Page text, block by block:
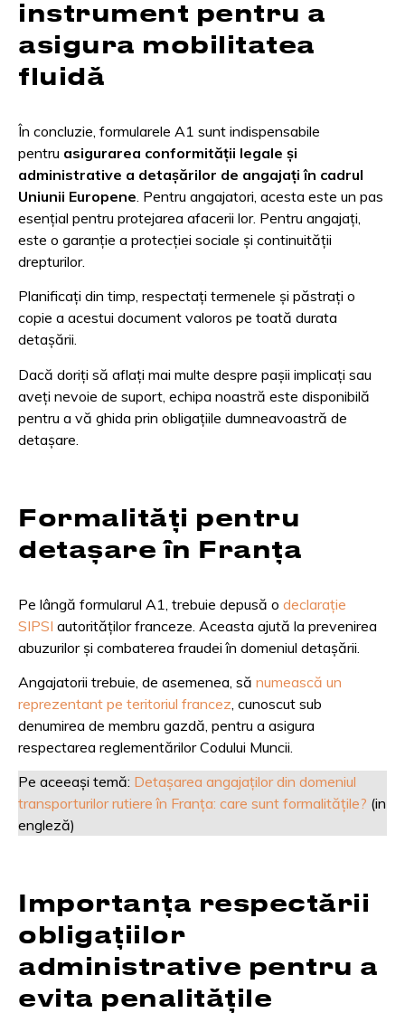
instrument pentru a
asigura mobilitatea
fluidă
În concluzie, formularele A1 sunt indispensabile
pentru asigurarea conformității legale și
administrative a detașărilor de angajați în cadrul
Uniunii Europene . Pentru angajatori, acesta este un pas
esențial pentru protejarea afacerii lor. Pentru angajați,
este o garanție a protecției sociale și continuității
drepturilor.
Planificați din timp, respectați termenele și păstrați o
copie a acestui document valoros pe toată durata
detașării.
Dacă doriți să aflați mai multe despre pașii implicați sau
aveți nevoie de suport, echipa noastră este disponibilă
pentru a vă ghida prin obligațiile dumneavoastră de
detașare.
Formalități pentru
detașare în Franța
Pe lângă formularul A1, trebuie depusă o declarație
SIPSI autorităților franceze. Aceasta ajută la prevenirea
abuzurilor și combaterea fraudei în domeniul detașării.
Angajatorii trebuie, de asemenea, să numească un
reprezentant pe teritoriul francez, cunoscut sub
denumirea de membru gazdă, pentru a asigura
respectarea reglementărilor Codului Muncii.
Pe aceeași temă: Detașarea angajaților din domeniul
transporturilor rutiere în Franța: care sunt formalitățile? (in
engleză)
Importanța respectării
obligațiilor
administrative pentru a
evita penalitățile